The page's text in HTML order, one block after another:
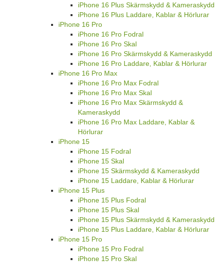
iPhone 16 Plus Skärmskydd & Kameraskydd
iPhone 16 Plus Laddare, Kablar & Hörlurar
iPhone 16 Pro
iPhone 16 Pro Fodral
iPhone 16 Pro Skal
iPhone 16 Pro Skärmskydd & Kameraskydd
iPhone 16 Pro Laddare, Kablar & Hörlurar
iPhone 16 Pro Max
iPhone 16 Pro Max Fodral
iPhone 16 Pro Max Skal
iPhone 16 Pro Max Skärmskydd &
Kameraskydd
iPhone 16 Pro Max Laddare, Kablar &
Hörlurar
iPhone 15
iPhone 15 Fodral
iPhone 15 Skal
iPhone 15 Skärmskydd & Kameraskydd
iPhone 15 Laddare, Kablar & Hörlurar
iPhone 15 Plus
iPhone 15 Plus Fodral
iPhone 15 Plus Skal
iPhone 15 Plus Skärmskydd & Kameraskydd
iPhone 15 Plus Laddare, Kablar & Hörlurar
iPhone 15 Pro
iPhone 15 Pro Fodral
iPhone 15 Pro Skal